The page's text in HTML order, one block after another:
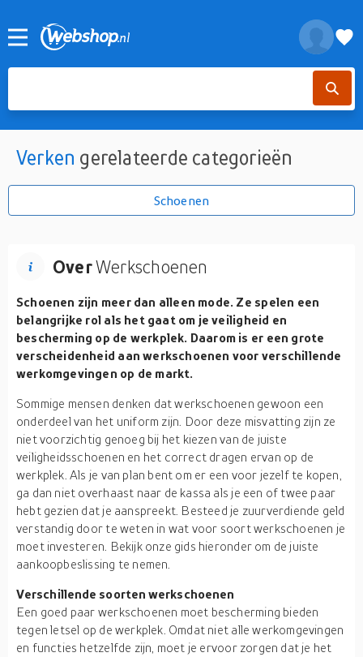
Verken gerelateerde categorieën
Schoenen
OverWerkschoenen
Schoenen zijn meer dan alleen mode. Ze spelen een
belangrijke rol als het gaat om je veiligheid en
bescherming op de werkplek. Daarom is er een grote
verscheidenheid aan werkschoenen voor verschillende
werkomgevingen op de markt.
Sommige mensen denken dat werkschoenen gewoon een
onderdeel van het uniform zijn. Door deze misvatting zijn ze
niet voorzichtig genoeg bij het kiezen van de juiste
veiligheidsschoenen en het correct dragen ervan op de
werkplek. Als je van plan bent om er een voor jezelf te kopen,
ga dan niet overhaast naar de kassa als je een of twee paar
hebt gezien dat je aanspreekt. Besteed je zuurverdiende geld
verstandig door te weten in wat voor soort werkschoenen je
moet investeren. Bekijk onze gids hieronder om de juiste
aankoopbeslissing te nemen.
Verschillende soorten werkschoenen
Een goed paar werkschoenen moet bescherming bieden
tegen letsel op de werkplek. Omdat niet alle werkomgevingen
en functies hetzelfde zijn, moet je ervoor zorgen dat je het